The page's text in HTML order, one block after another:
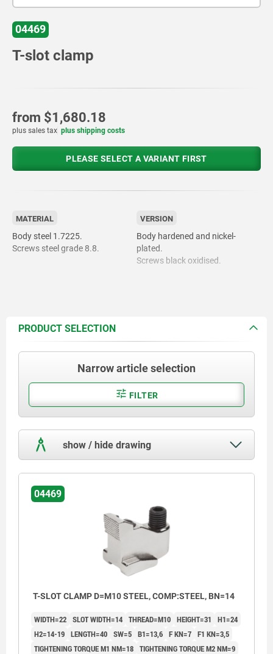
04469
T-slot clamp
from $1,680.18
plus sales tax plus shipping costs
PLEASE SELECT A VARIANT FIRST
MATERIAL
Body steel 1.7225.
Screws steel grade 8.8.
VERSION
Body hardened and nickel-
plated.
Screws black oxidised.
PRODUCT SELECTION
Narrow article selection
FILTER
show / hide drawing
04469
T-SLOT CLAMP D=M10 STEEL, COMP:STEEL, BN=14
WIDTH=22 SLOT WIDTH=14 THREAD=M10 HEIGHT=31
H1=24
H2=14-19 LENGTH=40 SW=5 B1=13,6 F KN=7 F1 KN=3,5
TIGHTENING TORQUE M1 NM=18 TIGHTENING TORQUE M2 NM=9